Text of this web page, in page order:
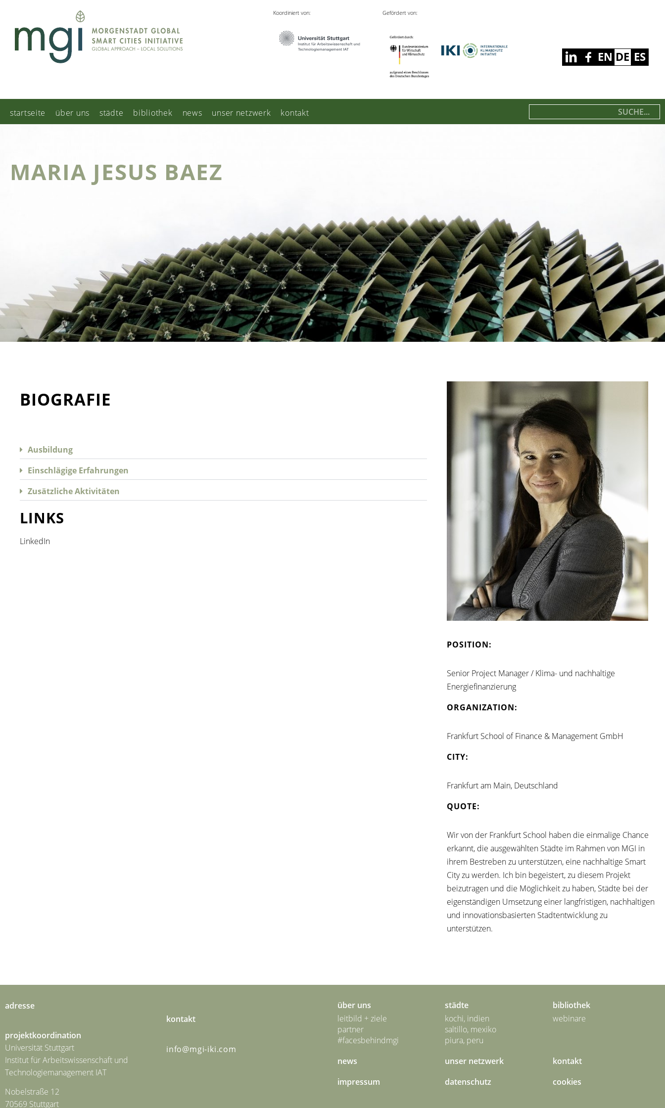
Koordiniert von: Gefördert von:
EN DE ES
startseite über uns städte bibliothek news unser netzwerk kontakt
MARIA JESUS BAEZ
BIOGRAFIE
Ausbildung
Einschlägige Erfahrungen
Zusätzliche Aktivitäten
LINKS
LinkedIn
POSITION:
Senior Project Manager / Klima- und nachhaltige
Energiefinanzierung
ORGANIZATION:
Frankfurt School of Finance & Management GmbH
CITY:
Frankfurt am Main, Deutschland
QUOTE:
Wir von der Frankfurt School haben die einmalige Chance
erkannt, die ausgewählten Städte im Rahmen von MGI in
ihrem Bestreben zu unterstützen, eine nachhaltige Smart
City zu werden. Ich bin begeistert, zu diesem Projekt
beizutragen und die Möglichkeit zu haben, Städte bei der
eigenständigen Umsetzung einer langfristigen, nachhaltigen
und innovationsbasierten Stadtentwicklung zu
unterstützen.
adresse
projektkoordination
Universität Stuttgart
Institut für Arbeitswissenschaft und
Technologiemanagement IAT
Nobelstraße 12
70569 Stuttgart
kontakt
info@mgi-iki.com
über uns
leitbild + ziele
partner
#facesbehindmgi
städte
kochi, indien
saltillo, mexiko
piura, peru
bibliothek
webinare
news unser netzwerk
kontakt
impressum
datenschutz cookies